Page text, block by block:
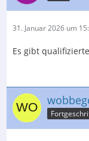
31. Januar 2026 um
Es gibt